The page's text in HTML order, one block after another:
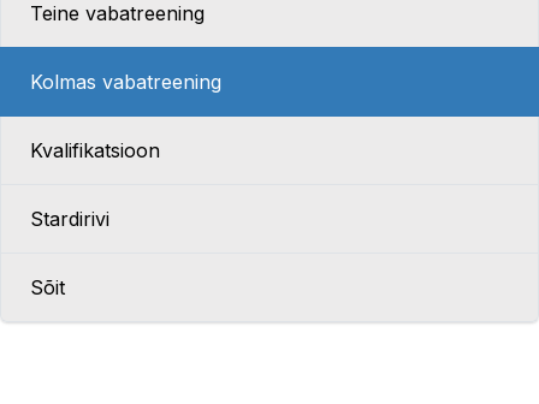
Teine vabatreening
Kolmas vabatreening
Kvalifikatsioon
Stardirivi
Sõit